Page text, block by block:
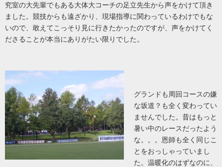
究室の大先輩でもある大体大コーチの足立先生から声をかけて頂き
ました。競技からも遠ざかり、現場指導に関わっているわけでもな
いので、敢えてこっそり見に行きたかったのですが、声をかけてく
ださることが本当にありがたい限りでした。
グランドも周回コースの嫌
な坂道？も全く変わってい
ませんでした。昔はもっと
暑い中のレースだったよう
な。。。恩師も全く同じこ
とをおっしゃっていまし
た。温暖化のはずなのに、